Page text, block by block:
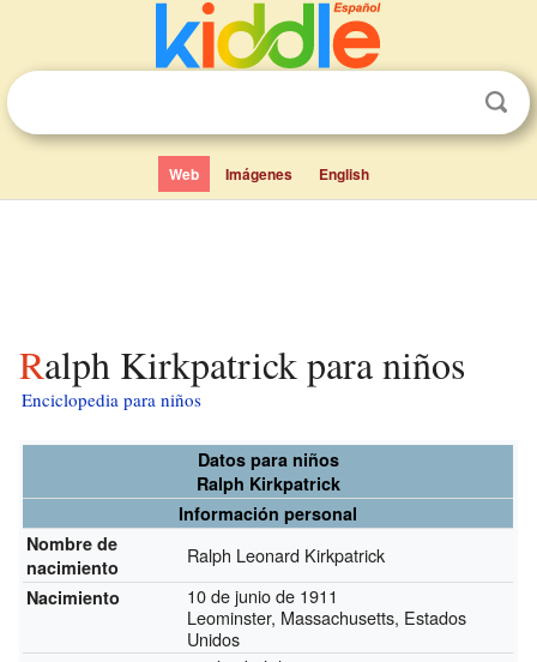
Web Imágenes English
Ralph Kirkpatrick para niños
Enciclopedia para niños
Datos para niños
Ralph Kirkpatrick
Información personal
Nombre de
nacimiento
Ralph Leonard Kirkpatrick
Nacimiento
10 de junio de 1911
Leominster, Massachusetts, Estados
Unidos